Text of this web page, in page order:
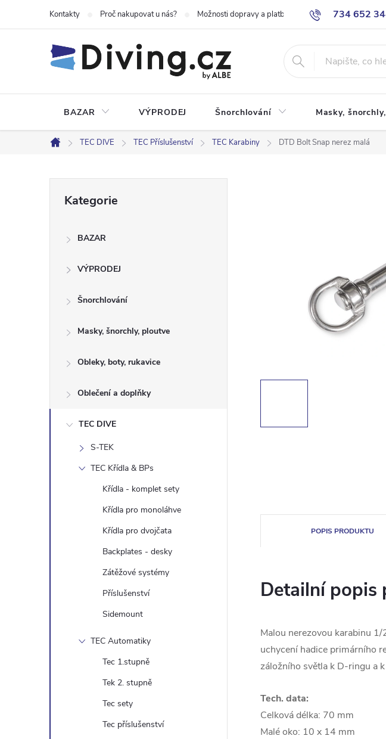
734 652
Kontakty Proč nakupovat u nás? Možnosti dopravy a platby Jak nakupovat
BAZAR VÝPRODEJ Šnorchlování Masky,
Domů
TEC DIVE TEC Příslušenství TEC Karabiny DTD Bolt Snap nerez malá
n
kategorie
Kategorie
BAZAR
VÝPRODEJ
Šnorchlování
Masky, šnorchly, ploutve
Obleky, boty, rukavice
Oblečení a doplňky
TEC DIVE
S-TEK
TEC Křídla & BPs
Křídla - komplet sety
Křídla pro monoláhve
Křídla pro dvojčata
Backplates - desky
Zátěžové systémy
Příslušenství
Sidemount
TEC Automatiky
Tec 1.stupně
Tek 2. stupně
Tec sety
Tec příslušenství
POPIS PRODUKTU
Detailní popis
Malou nerezovou karabinu
uchycení hadice primárního
záložního světla k D-ringu a
Tech. data:
Celková délka: 70 mm
Malé oko: 10 x 14 mm